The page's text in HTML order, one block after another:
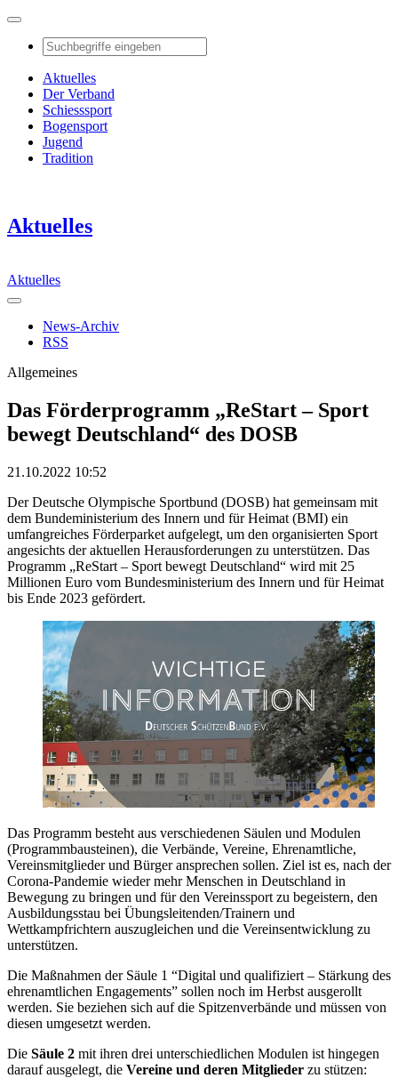
Aktuelles
Der Verband
Schiesssport
Bogensport
Jugend
Tradition
Aktuelles
Aktuelles
News-Archiv
RSS
Allgemeines
Das Förderprogramm „ReStart – Sport
bewegt Deutschland“ des DOSB
21.10.2022 10:52
Der Deutsche Olympische Sportbund (DOSB) hat gemeinsam mit
dem Bundeministerium des Innern und für Heimat (BMI) ein
umfangreiches Förderparket aufgelegt, um den organisierten Sport
angesichts der aktuellen Herausforderungen zu unterstützen. Das
Programm „ReStart – Sport bewegt Deutschland“ wird mit 25
Millionen Euro vom Bundesministerium des Innern und für Heimat
bis Ende 2023 gefördert.
Das Programm besteht aus verschiedenen Säulen und Modulen
(Programmbausteinen), die Verbände, Vereine, Ehrenamtliche,
Vereinsmitglieder und Bürger ansprechen sollen. Ziel ist es, nach der
Corona-Pandemie wieder mehr Menschen in Deutschland in
Bewegung zu bringen und für den Vereinssport zu begeistern, den
Ausbildungsstau bei Übungsleitenden/Trainern und
Wettkampfrichtern auszugleichen und die Vereinsentwicklung zu
unterstützen.
Die Maßnahmen der Säule 1 “Digital und qualifiziert – Stärkung des
ehrenamtlichen Engagements” sollen noch im Herbst ausgerollt
werden. Sie beziehen sich auf die Spitzenverbände und müssen von
diesen umgesetzt werden.
Die Säule 2 mit ihren drei unterschiedlichen Modulen ist hingegen
darauf ausgelegt, die Vereine und deren Mitglieder zu stützen: